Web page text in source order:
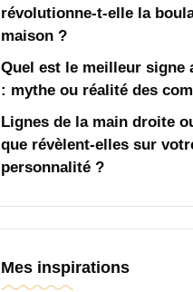
révolutionne-t-elle la
maison ?
Quel est le meilleur signe
: mythe ou réalité des
Lignes de la main droite
que révèlent-elles sur
personnalité ?
Mes inspirations